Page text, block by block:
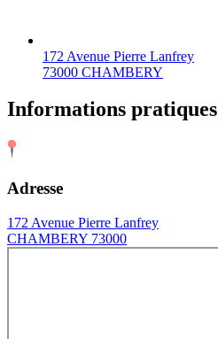
172 Avenue Pierre Lanfrey
73000 CHAMBERY
Informations pratiques
Adresse
172 Avenue Pierre Lanfrey
CHAMBERY 73000